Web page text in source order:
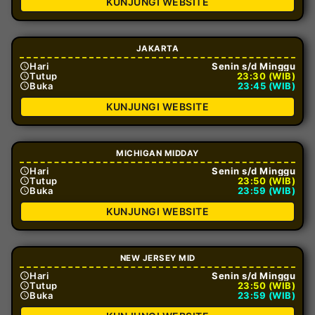
JAKARTA
Hari
Senin s/d Minggu
Tutup
23:30 (WIB)
Buka
23:45 (WIB)
KUNJUNGI WEBSITE
MICHIGAN MIDDAY
Hari
Senin s/d Minggu
Tutup
23:50 (WIB)
Buka
23:59 (WIB)
KUNJUNGI WEBSITE
NEW JERSEY MID
Hari
Senin s/d Minggu
Tutup
23:50 (WIB)
Buka
23:59 (WIB)